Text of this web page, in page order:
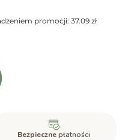
promocji: 37.09 zł
Bezpiecznepłatności